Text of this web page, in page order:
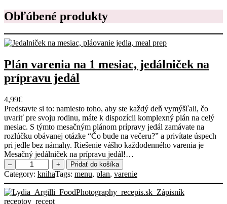
Obľúbené produkty
Plán varenia na 1 mesiac, jedálniček na
prípravu jedál
4,99€
Predstavte si to: namiesto toho, aby ste každý deň vymýšľali, čo
uvariť pre svoju rodinu, máte k dispozícii komplexný plán na celý
mesiac. S týmto mesačným plánom prípravy jedál zamávate na
rozlúčku obávanej otázke “Čo bude na večeru?” a privítate úspech
pri jedle bez námahy. Riešenie vášho každodenného varenia je
Mesačný jedálniček na prípravu jedál!…
–
m
n
o
ž
s
+ Pridať do košíka
Category: knihaTags: menu, plan, varenie